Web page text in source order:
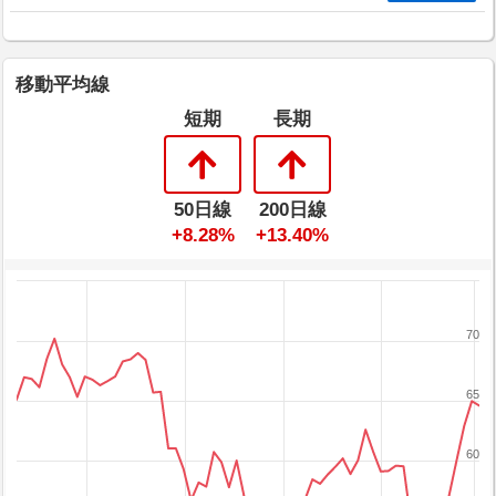
移動平均線
短期
50日線
+8.28%
長期
200日線
+13.40%
60
65
70